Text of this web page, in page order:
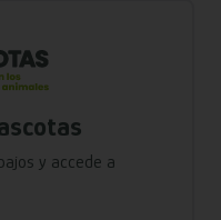
y accede a